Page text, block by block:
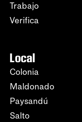
Trabajo
Verifica
Local
Colonia
Maldonado
Paysandú
Salto